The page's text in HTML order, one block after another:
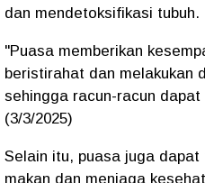
dan mendetoksifikasi tubuh.
"Puasa memberikan
beristirahat dan melakukan
sehingga racun-racun
(3/3/2025)
Selain itu, puasa juga dapat
makan dan menjaga